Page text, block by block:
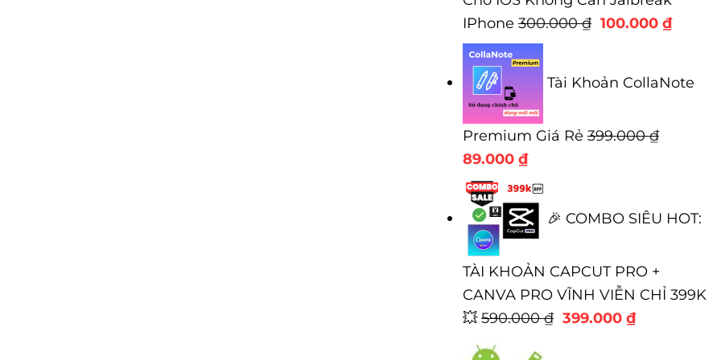
IPhone 300.000₫ Giá
300.000 ₫.
100.000 ₫Giá
là:
Tài Khoản CollaNote
Premium Giá Rẻ 399.000₫
Giá
gốc
là:
399.000 ₫.
89.000 ₫Giá
hiện
tại
là:
🎉 COMBO SIÊU HOT:
TÀI KHOẢN CAPCUT PRO +
CANVA PRO VĨNH VIỄN CHỈ 399K
💥 590.000₫ Giá
399.000 ₫Giá